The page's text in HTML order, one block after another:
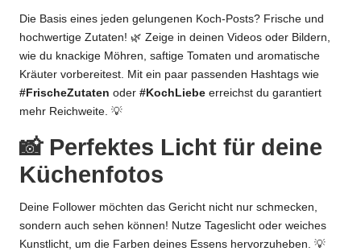
Die Basis eines jeden gelungenen Koch-Posts? Frische und
hochwertige Zutaten! 🌿 Zeige in deinen Videos oder Bildern,
wie du knackige Möhren, saftige Tomaten und aromatische
Kräuter vorbereitest. Mit ein paar passenden Hashtags wie
#FrischeZutaten oder #KochLiebe erreichst du garantiert
mehr Reichweite. 💡
📸 Perfektes Licht für deine
Küchenfotos
Deine Follower möchten das Gericht nicht nur schmecken,
sondern auch sehen können! Nutze Tageslicht oder weiches
Kunstlicht, um die Farben deines Essens hervorzuheben. 💡